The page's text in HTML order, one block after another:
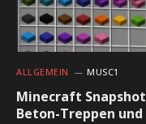
ALLGEMEIN MUSC1
Minecraft
Beton-Treppen